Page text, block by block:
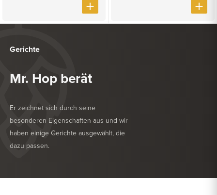
Gerichte
Mr. Hop berät
Er zeichnet sich durch seine
besonderen Eigenschaften aus und wir
haben einige Gerichte ausgewählt, die
dazu passen.
KÖSTLICH ZU